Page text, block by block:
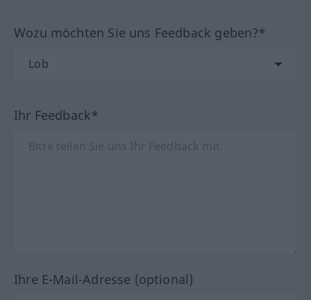
Wozu möchten Sie uns Feedback geben?*
Ihr Feedback*
Ihre E-Mail-Adresse (optional)